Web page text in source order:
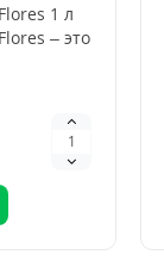
1 л
– это